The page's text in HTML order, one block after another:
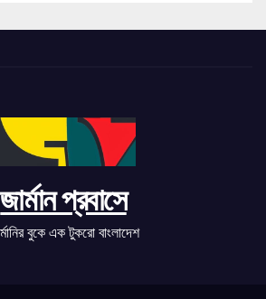
জার্মান প্রবাসে
বুকে এক টুকরো বাংলাদেশ